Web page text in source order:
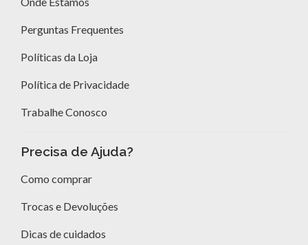
Perguntas Frequentes
Políticas da Loja
Política de Privacidade
Trabalhe Conosco
Precisa de Ajuda?
Como comprar
Trocas e Devoluções
Dicas de cuidados